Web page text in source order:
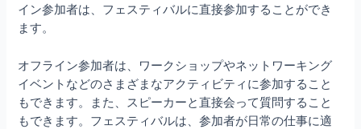
イン参加者は、フェスティバルに直接参加することができ
ます。
オフライン参加者は、ワークショップやネットワーキング
イベントなどのさまざまなアクティビティに参加すること
もできます。また、スピーカーと直接会って質問すること
もできます。フェスティバルは、参加者が日常の仕事に適